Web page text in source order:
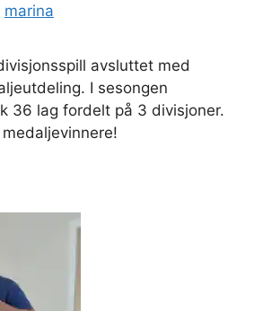
marina
avsluttet med
I sesongen
36 lag fordelt på 3 divisjoner.